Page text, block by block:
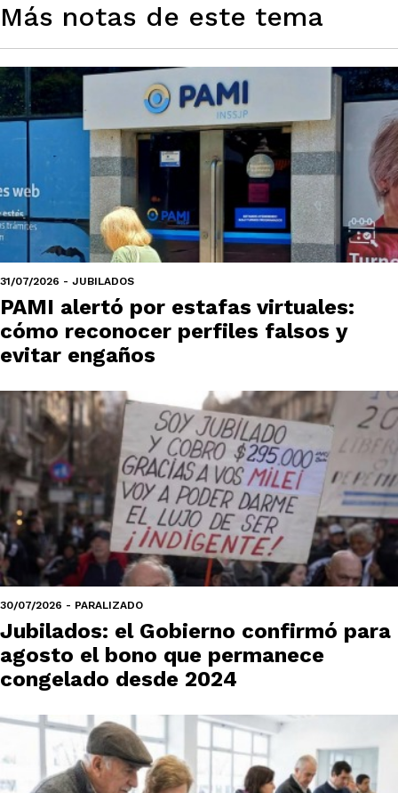
Más notas de este tema
31/07/2026 - JUBILADOS
PAMI alertó por estafas virtuales:
cómo reconocer perfiles falsos y
evitar engaños
30/07/2026 - PARALIZADO
Jubilados: el Gobierno confirmó para
agosto el bono que permanece
congelado desde 2024